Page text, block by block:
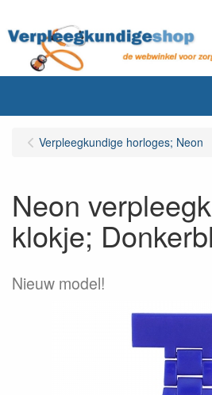
Verpleegkundige horloges; Neon
Neon
klokje;
Nieuw model!